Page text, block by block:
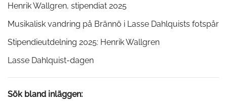
Henrik Wallgren, stipendiat 2025
Musikalisk vandring på Brännö i Lasse Dahlquists fotspår
Stipendieutdelning 2025: Henrik Wallgren
Lasse Dahlquist-dagen
Sök bland inläggen: